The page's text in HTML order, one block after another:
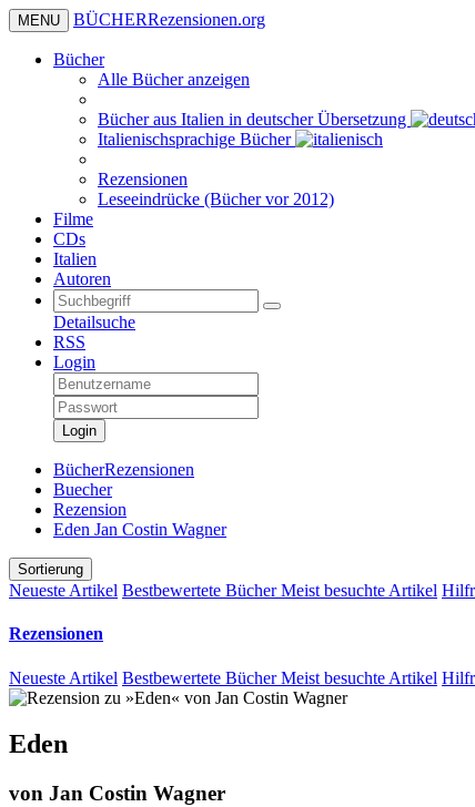
MENU BÜCHERRezensionen.org
Bücher
Alle Bücher anzeigen
Bücher aus Italien in deutscher Übersetzung
Italienischsprachige Bücher
Rezensionen
Leseeindrücke (Bücher vor 2012)
Filme
CDs
Italien
Autoren
Detailsuche
RSS
Login
Login
BücherRezensionen
Buecher
Rezension
Eden Jan Costin Wagner
Sortierung
Neueste Artikel Bestbewertete BücherMeist besuchte Artikel
Rezensionen
Neueste Artikel Bestbewertete BücherMeist besuchte Artikel
Eden
von Jan Costin Wagner